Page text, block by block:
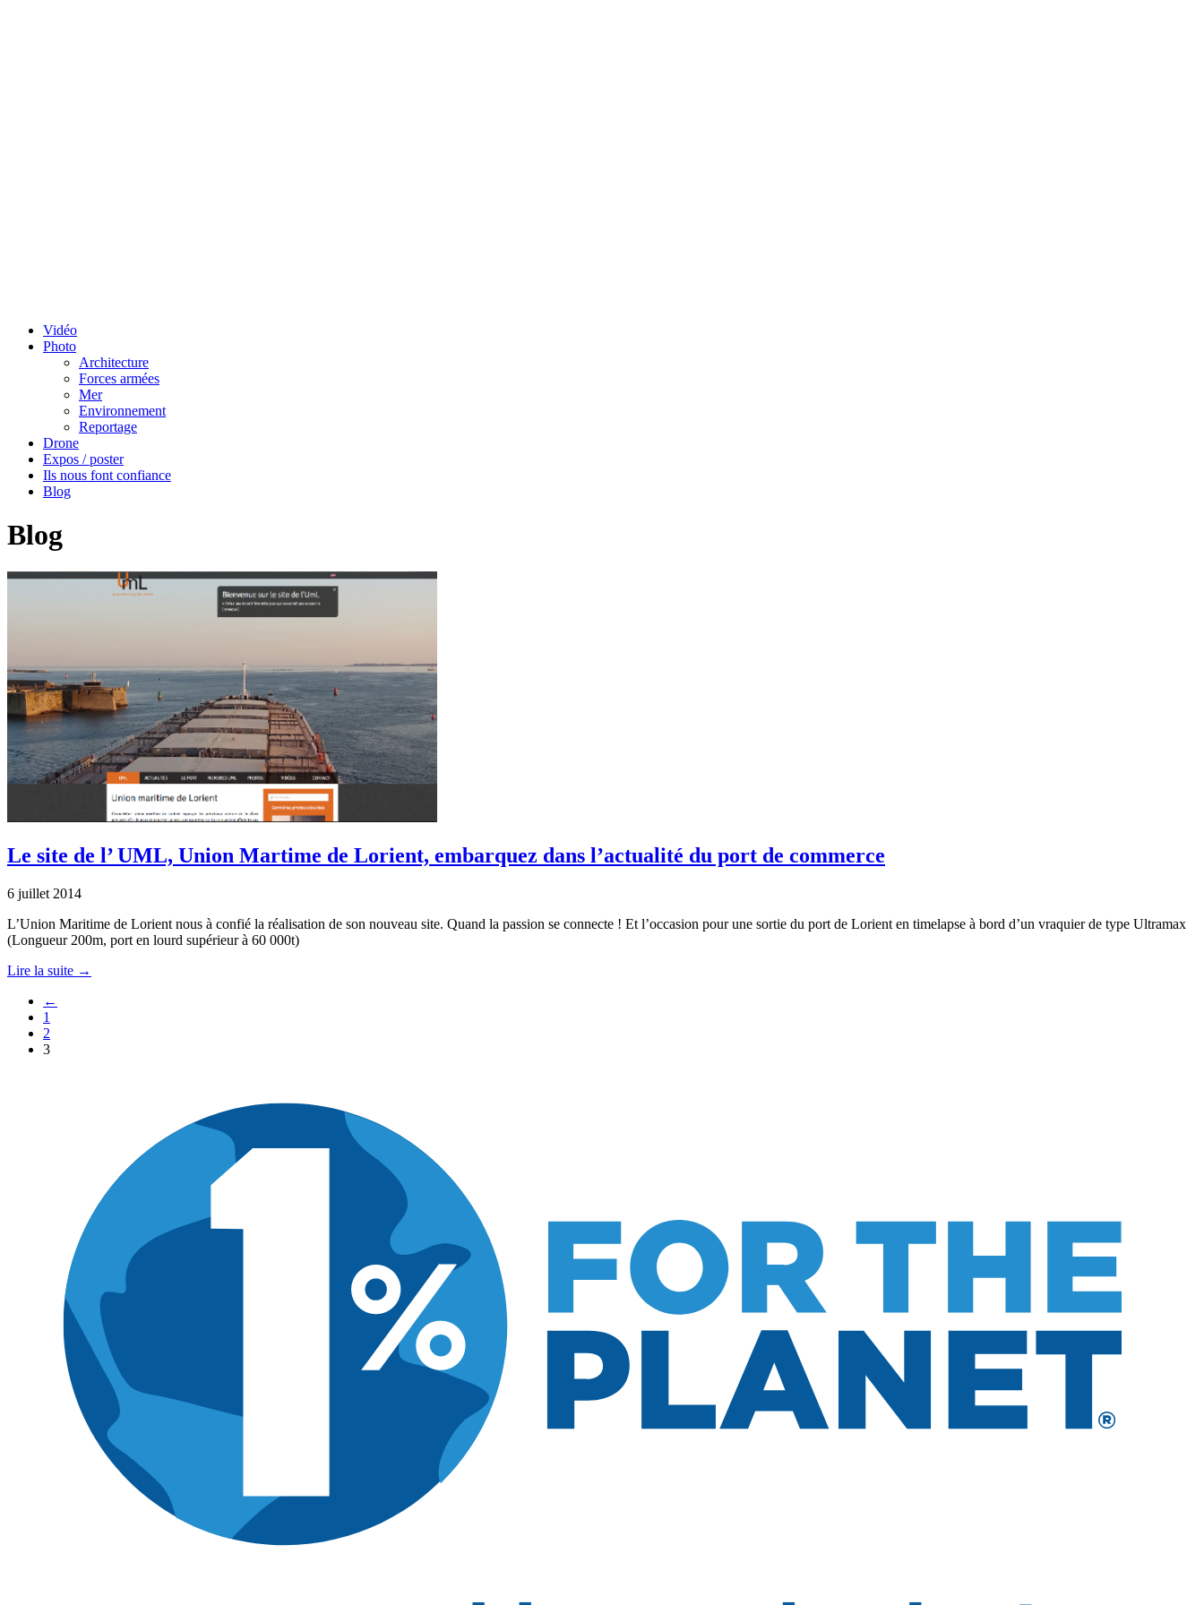
Vidéo
Photo
Architecture
Forces armées
Mer
Environnement
Reportage
Drone
Expos / poster
Ils nous font confiance
Blog
Blog
Le site de l’ UML, Union Martime de Lorient, embarquez dans l’actualité du port de commerce
6 juillet 2014
L’Union Maritime de Lorient nous à confié la réalisation de son nouveau site. Quand la passion se connecte ! Et l’occasion pour une sortie du port de Lorient en timelapse à bord d’un vraquier de type Ultramax
(Longueur 200m, port en lourd supérieur à 60 000t)
Lire la suite →
←
1
2
3